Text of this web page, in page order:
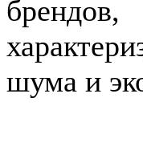
шума и